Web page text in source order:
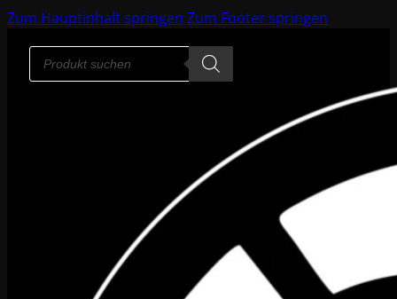
Zum Hauptinhalt springen Zum Footer springen
Products
search